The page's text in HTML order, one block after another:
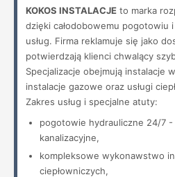
KOKOS INSTALACJE to marka
dzięki całodobowemu pogotowiu
usług. Firma reklamuje się jako
potwierdzają klienci chwalący
Specjalizacje obejmują instalacje
instalacje gazowe oraz usługi
Zakres usług i specjalne atuty:
pogotowie hydrauliczne 24/7
kanalizacyjne,
kompleksowe wykonawstwo
ciepłowniczych,